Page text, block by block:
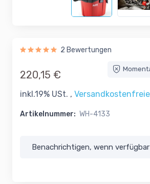
2 Bewertungen
220,15 €
inkl.19% USt. ,
Artikelnummer: WH-4133
Benachrichtigen, wenn verfügbar